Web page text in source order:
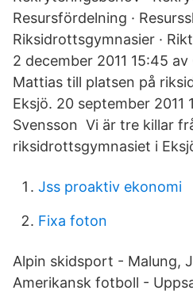
Resursfördelning ·
Riksidrottsgymnasier ·
2 december 2011 15:45
Mattias till platsen på
Eksjö. 20 september 2011
Svensson Vi är tre killar
riksidrottsgymnasiet i
Jss proaktiv ekonomi
Fixa foton
Alpin skidsport - Malung,
Amerikansk fotboll -